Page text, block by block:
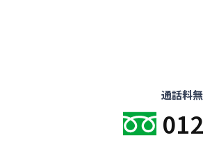
通話料